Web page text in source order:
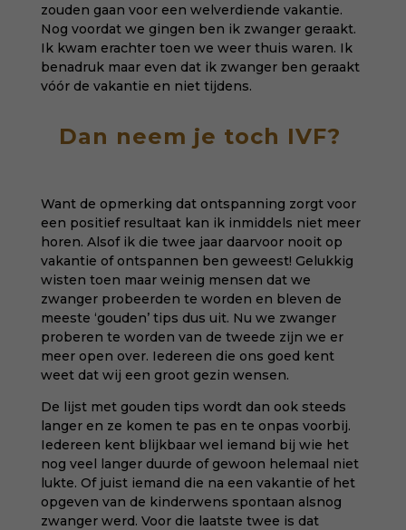
zouden gaan voor een welverdiende vakantie.
Nog voordat we gingen ben ik zwanger geraakt.
Ik kwam erachter toen we weer thuis waren. Ik
benadruk maar even dat ik zwanger ben geraakt
vóór de vakantie en niet tijdens.
Dan neem je toch IVF?
Want de opmerking dat ontspanning zorgt voor
een positief resultaat kan ik inmiddels niet meer
horen. Alsof ik die twee jaar daarvoor nooit op
vakantie of ontspannen ben geweest! Gelukkig
wisten toen maar weinig mensen dat we
zwanger probeerden te worden en bleven de
meeste ‘gouden’ tips dus uit. Nu we zwanger
proberen te worden van de tweede zijn we er
meer open over. Iedereen die ons goed kent
weet dat wij een groot gezin wensen.
De lijst met gouden tips wordt dan ook steeds
langer en ze komen te pas en te onpas voorbij.
Iedereen kent blijkbaar wel iemand bij wie het
nog veel langer duurde of gewoon helemaal niet
lukte. Of juist iemand die na een vakantie of het
opgeven van de kinderwens spontaan alsnog
zwanger werd. Voor die laatste twee is dat